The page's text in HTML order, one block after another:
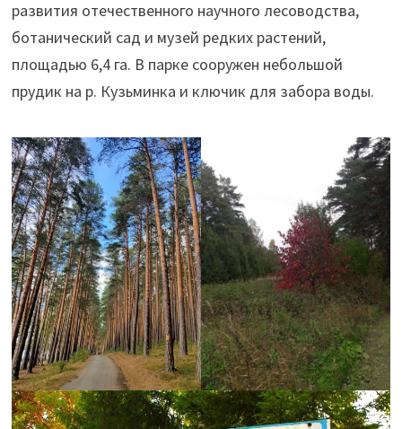
развития отечественного научного лесоводства,
ботанический сад и музей редких растений,
площадью 6,4 га. В парке сооружен небольшой
прудик на р. Кузьминка и ключик для забора воды.